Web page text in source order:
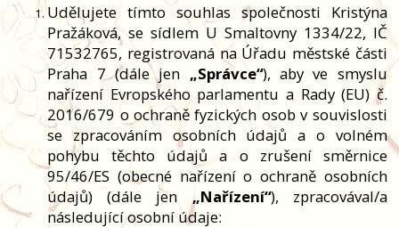
Udělujete tímto souhlas společnosti Kristýna
Pražáková, se sídlem U Smaltovny 1334/22, IČ
71532765, registrovaná na Úřadu městské části
Praha 7 (dále jen „Správce“), aby ve smyslu
nařízení Evropského parlamentu a Rady (EU) č.
2016/679 o ochraně fyzických osob v souvislosti
se zpracováním osobních údajů a o volném
pohybu těchto údajů a o zrušení směrnice
95/46/ES (obecné nařízení o ochraně osobních
údajů) (dále jen „Nařízení“), zpracovával/a
následující osobní údaje: